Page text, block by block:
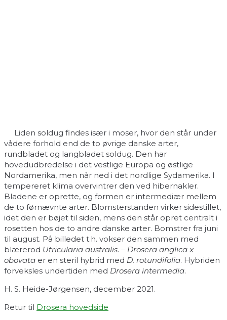
Liden soldug findes især i moser, hvor den står under
vådere forhold end de to øvrige danske arter,
rundbladet og langbladet soldug. Den har
hovedudbredelse i det vestlige Europa og østlige
Nordamerika, men når ned i det nordlige Sydamerika. I
tempereret klima overvintrer den ved hibernakler.
Bladene er oprette, og formen er intermediær mellem
de to førnævnte arter. Blomsterstanden virker sidestillet,
idet den er bøjet til siden, mens den står opret centralt i
rosetten hos de to andre danske arter. Bomstrer fra juni
til august. På billedet t.h. vokser den sammen med
blærerod Utricularia australis. – Drosera anglica x
obovata er en steril hybrid med D. rotundifolia. Hybriden
forveksles undertiden med Drosera intermedia.
H. S. Heide-Jørgensen, december 2021.
Retur til Drosera hovedside